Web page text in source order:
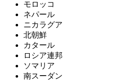
モロッコ
ネパール
ニカラグア
北朝鮮
カタール
ロシア連邦
ソマリア
南スーダン